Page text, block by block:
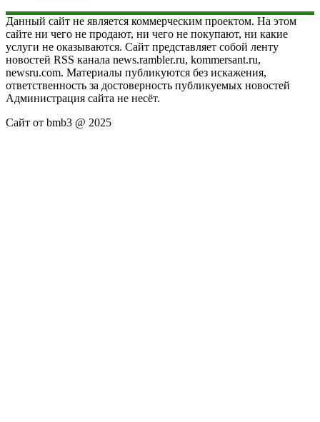
Данный сайт не является коммерческим проектом. На этом
сайте ни чего не продают, ни чего не покупают, ни какие
услуги не оказываются. Сайт представляет собой ленту
новостей RSS канала news.rambler.ru, kommersant.ru,
newsru.com. Материалы публикуются без искажения,
ответственность за достоверность публикуемых новостей
Администрация сайта не несёт.
Сайт от bmb3 @ 2025